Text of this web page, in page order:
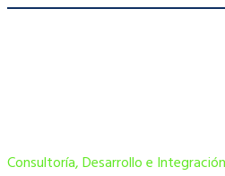
Consultoría, Desarrollo e Integración